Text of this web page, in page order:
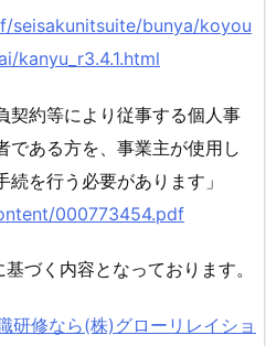
seisakunitsuite/bunya/koyou
kanyu_r3.4.1.html
契約等により従事する個人事
である方を、事業主が使用し
を行う必要があります」
000773454.pdf
づく内容となっております。
研修なら(株)グローリレイショ